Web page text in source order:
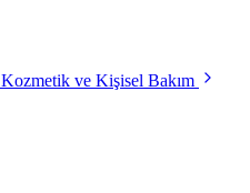
Kozmetik ve Kişisel Bakım